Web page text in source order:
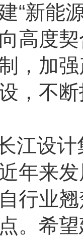
“新能
高度
，加
，不
江设
年来
行业
。希